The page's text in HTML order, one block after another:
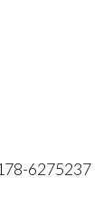
6275237